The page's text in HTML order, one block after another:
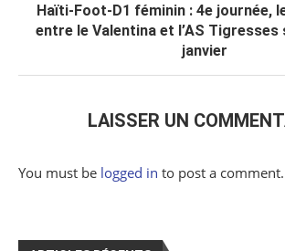
Haïti-Foot-D1 féminin : 4e journée,
entre le Valentina et l’AS Tigresses
janvier
LAISSER UN
You must be logged in to post a comment.